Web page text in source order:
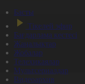
Басты
Тікелей эфир
Бағдарлама кестесі
Жаңалықтар
Жобалар
Телехикаялар
Мультсериалдар
Видеоархив